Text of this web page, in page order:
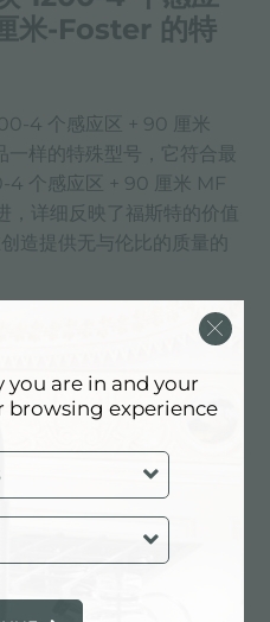
米-Foster 的特
4 个感应区 + 90 厘米
样的特殊型号，它符合最
4 个感应区 + 90 厘米 MF
，详细反映了福斯特的价值
造提供无与伦比的质量的
you are in and your
browsing experience